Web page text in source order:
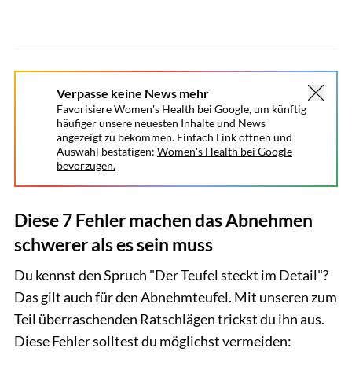
Verpasse keine News mehr
Favorisiere Women's Health bei Google, um künftig
häufiger unsere neuesten Inhalte und News
angezeigt zu bekommen. Einfach Link öffnen und
Auswahl bestätigen: Women's Health bei Google
bevorzugen.
Diese 7 Fehler machen das Abnehmen
schwerer als es sein muss
Du kennst den Spruch "Der Teufel steckt im Detail"?
Das gilt auch für den Abnehmteufel. Mit unseren zum
Teil überraschenden Ratschlägen trickst du ihn aus.
Diese Fehler solltest du möglichst vermeiden: